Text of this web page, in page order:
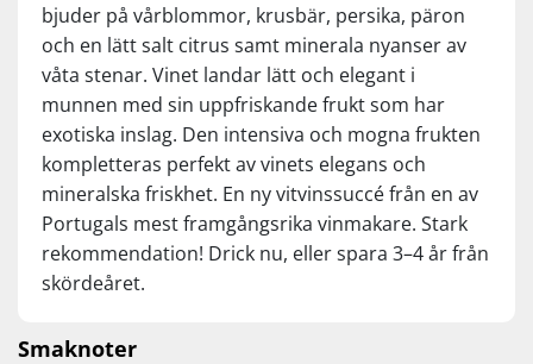
bjuder på vårblommor, krusbär, persika, päron
och en lätt salt citrus samt minerala nyanser av
våta stenar. Vinet landar lätt och elegant i
munnen med sin uppfriskande frukt som har
exotiska inslag. Den intensiva och mogna frukten
kompletteras perfekt av vinets elegans och
mineralska friskhet. En ny vitvinssuccé från en av
Portugals mest framgångsrika vinmakare. Stark
rekommendation! Drick nu, eller spara 3–4 år från
skördeåret.
Smaknoter